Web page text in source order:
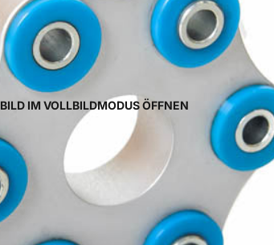
BILD IM VOLLBILDMODUS ÖFFNEN